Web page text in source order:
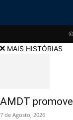
MAIS HISTÓRIAS
AMDT
7 de Agosto, 2026